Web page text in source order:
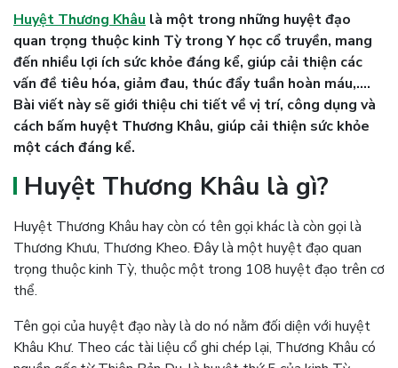
Huyệt Thương Khâu là một trong những huyệt đạo
quan trọng thuộc kinh Tỳ trong Y học cổ truyền, mang
đến nhiều lợi ích sức khỏe đáng kể, giúp cải thiện các
vấn đề tiêu hóa, giảm đau, thúc đẩy tuần hoàn máu,….
Bài viết này sẽ giới thiệu chi tiết về vị trí, công dụng và
cách bấm huyệt Thương Khâu, giúp cải thiện sức khỏe
một cách đáng kể.
Huyệt Thương Khâu là gì?
Huyệt Thương Khâu hay còn có tên gọi khác là còn gọi là
Thương Khưu, Thương Kheo. Đây là một huyệt đạo quan
trọng thuộc kinh Tỳ, thuộc một trong 108 huyệt đạo trên cơ
thể.
Tên gọi của huyệt đạo này là do nó nằm đối diện với huyệt
Khâu Khư. Theo các tài liệu cổ ghi chép lại, Thương Khâu có